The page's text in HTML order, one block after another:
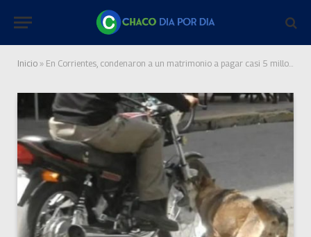
Inicio » En Corrientes, condenaron a un matrimonio a pagar casi 5 millones de pesos tras el ataque de sus perros a una motociclista